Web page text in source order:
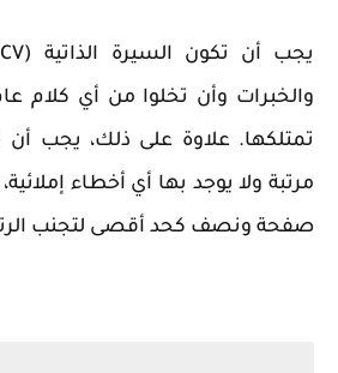
والخبرات وأن تخلوا من أي كلام
تمتلكها. علاوة على ذلك، يجب أن
مرتبة ولا يوجد بها أي أخطاء
صفحة ونصف كحد أقصى لتجنب